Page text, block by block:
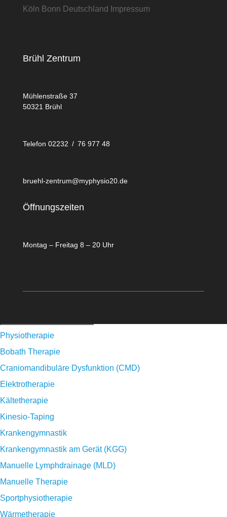
Brühl Zentrum
Mühlenstraße 37
50321 Brühl
Telefon 02232 / 76 977 48
bruehl-zentrum@myphysio20.de
Öffnungszeiten
Montag – Freitag 8 – 20 Uhr
Physiotherapie
Bobath Therapie
Craniomandibuläre Dysfunktion (CMD)
Elektrotherapie
Kältetherapie
Kinesio-Taping
Krankengymnastik
Krankengymnastik am Gerät (KGG)
Manuelle Lymphdrainage (MLD)
Manuelle Therapie
Sportphysiotherapie
Wärmetherapie